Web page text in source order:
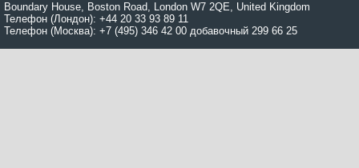
Boundary House, Boston Road, London W7 2QE, United Kingdom
Телефон (Лондон): +44 20 33 93 89 11
Телефон (Москва): +7 (495) 346 42 00 добавочный 299 66 25